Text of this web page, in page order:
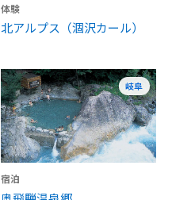
体験
北アルプス（涸沢カール）
岐阜
宿泊